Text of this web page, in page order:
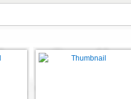
khảo chính.
ảnh hoặc video clip mô tả một số thiết
: cầu dao, aptomat, công tắc, ổ điện,